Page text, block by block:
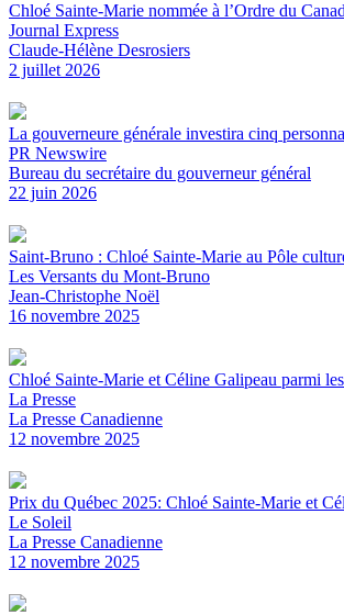
Chloé Sainte-Marie nommée à l’Ordre du
Journal Express
Claude-Hélène Desrosiers
2 juillet 2026
La gouverneure générale investira cinq
PR Newswire
Bureau du secrétaire du gouverneur général
22 juin 2026
Saint-Bruno : Chloé Sainte-Marie au Pôle
Les Versants du Mont-Bruno
Jean-Christophe Noël
16 novembre 2025
Chloé Sainte-Marie et Céline Galipeau parmi
La Presse
La Presse Canadienne
12 novembre 2025
Prix du Québec 2025: Chloé Sainte-Marie et
Le Soleil
La Presse Canadienne
12 novembre 2025